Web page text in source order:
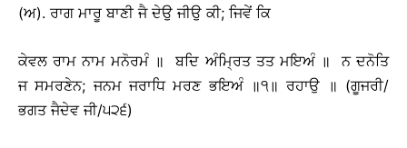
(ਅ). ਰਾਗ ਮਾਰੂ ਬਾਣੀ ਜੈ ਦੇਉ ਜੀਉ ਕੀ; ਜਿਵੇਂ ਕਿ
ਕੇਵਲ ਰਾਮ ਨਾਮ ਮਨੋਰਮੰ ॥ ਬਦਿ ਅੰਮ੍ਰਿਤ ਤਤ ਮਇਅੰ ॥ ਨ ਦਨੋਤਿ
ਜ ਸਮਰਣੇਨ; ਜਨਮ ਜਰਾਧਿ ਮਰਣ ਭਇਅੰ ॥੧॥ ਰਹਾਉ ॥ (ਗੂਜਰੀ/
ਭਗਤ ਜੈਦੇਵ ਜੀ/੫੨੬)